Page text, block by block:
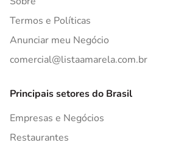
Termos e Políticas
Anunciar meu Negócio
comercial@listaamarela.com.br
Principais setores do Brasil
Empresas e Negócios
Restaurantes